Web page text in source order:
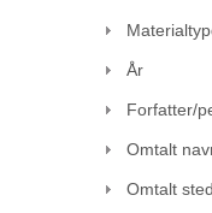
År
Forfatter/
Omtalt
Omtalt sted